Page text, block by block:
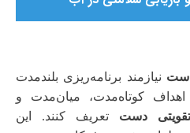
دست نیازمند برنامه‌ریزی بلندمدت
اهداف کوتاه‌مدت، میان‌مدت و
دست تعریف کنند. این